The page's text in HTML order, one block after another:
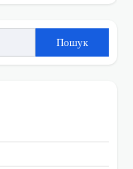
Пошук